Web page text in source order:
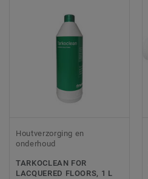
Houtverzorging en
onderhoud
TARKOCLEAN FOR
LACQUERED FLOORS, 1 L